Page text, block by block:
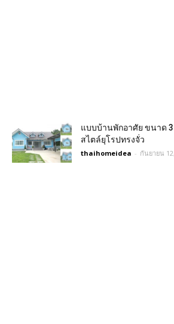
แบบบ้านพักอาศัย ขนาด
สไตล์ยุโรปทรงจั่ว
thaihomeidea - กันยายน